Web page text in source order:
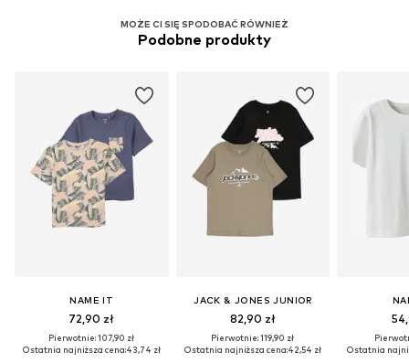
MOŻE CI SIĘ SPODOBAĆ RÓWNIEŻ
Podobne produkty
NAME IT
72,90 zł
Pierwotnie: 107,90 zł
Ostatnia najniższa cena:43,74 zł
JACK & JONES JUNIOR
82,90 zł
Pierwotnie: 119,90 zł
Ostatnia najniższa cena:42,54 zł
Ostatnia